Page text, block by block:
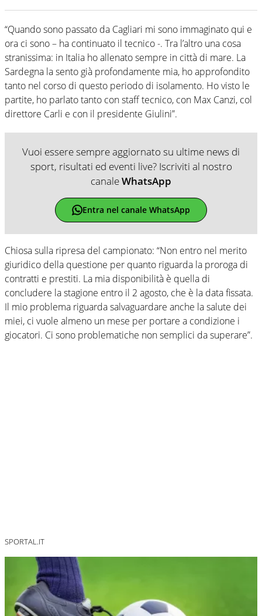
“Quando sono passato da Cagliari mi sono immaginato qui e
ora ci sono – ha continuato il tecnico -. Tra l’altro una cosa
stranissima: in Italia ho allenato sempre in città di mare. La
Sardegna la sento già profondamente mia, ho approfondito
tanto nel corso di questo periodo di isolamento. Ho visto le
partite, ho parlato tanto con staff tecnico, con Max Canzi, col
direttore Carli e con il presidente Giulini”.
Vuoi essere sempre aggiornato su ultime news di
sport, risultati ed eventi live? Iscriviti al nostro
canaleWhatsApp
Entra nel canale WhatsApp
Chiosa sulla ripresa del campionato: “Non entro nel merito
giuridico della questione per quanto riguarda la proroga di
contratti e prestiti. La mia disponibilità è quella di
concludere la stagione entro il 2 agosto, che è la data fissata.
Il mio problema riguarda salvaguardare anche la salute dei
miei, ci vuole almeno un mese per portare a condizione i
giocatori. Ci sono problematiche non semplici da superare”.
SPORTAL.IT